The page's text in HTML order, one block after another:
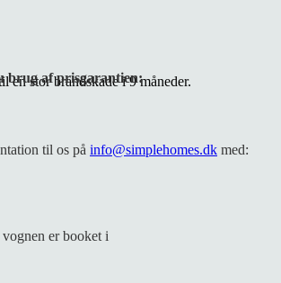
brug af prisgarantien:
til os på info@simplehomes.dk med:
er booket i
en stor brandskade i 9 måneder.